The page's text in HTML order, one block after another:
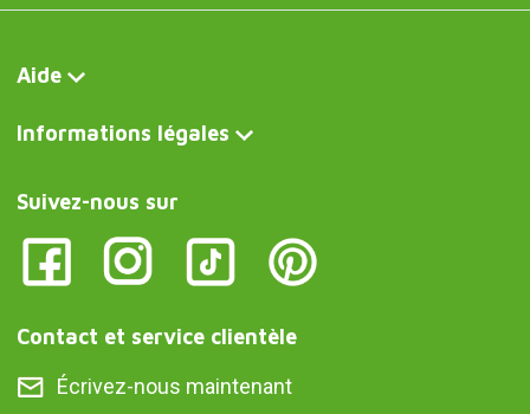
Aide
Informations légales
Suivez-nous sur
Contact et service clientèle
Écrivez-nous maintenant